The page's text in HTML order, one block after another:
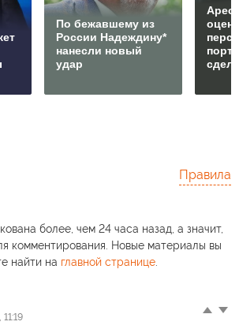
По бежавшему из
России Надеждину*
нанесли новый
удар
Правила
более, чем 24 часа назад, а значит,
комментирования. Новые материалы вы
найти на главной странице.